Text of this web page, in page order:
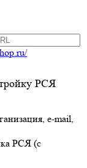
РСЯ
e-mail,
РСЯ (с